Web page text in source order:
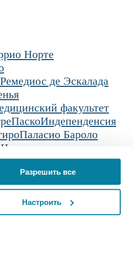
Разрешить все
Настроить
Норте
Ремедиос де Эскалада
факультет
ПаскоИндепенденсия
Паласио Бароло
Русский